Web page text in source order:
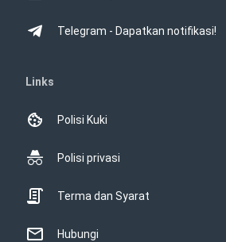
Telegram - Dapatkan notifikasi!
Links
Polisi Kuki
Polisi privasi
Terma dan Syarat
Hubungi